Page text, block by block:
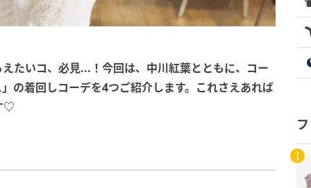
たいコ、必見...！今回は、中川紅葉とともに、コー
の着回しコーデを4つご紹介します。これさえあれば
♡